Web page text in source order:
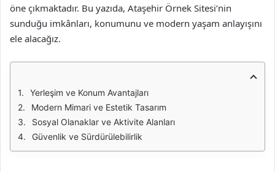
öne çıkmaktadır. Bu yazıda, Ataşehir Örnek Sitesi’nin
sunduğu imkânları, konumunu ve modern yaşam anlayışını
ele alacağız.
Yerleşim ve Konum Avantajları
Modern Mimari ve Estetik Tasarım
Sosyal Olanaklar ve Aktivite Alanları
Güvenlik ve Sürdürülebilirlik